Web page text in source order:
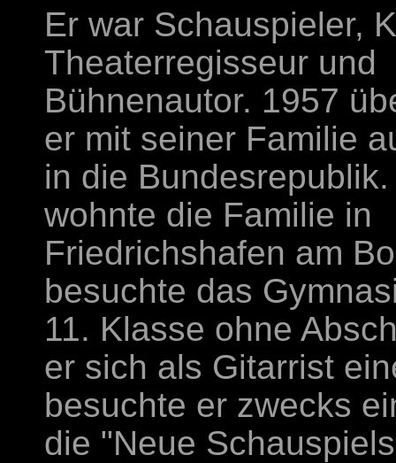
Er war Schauspieler,
Theaterregisseur und
Bühnenautor. 1957
er mit seiner Familie
in die
wohnte die Familie in
Friedrichshafen am
besuchte das
11. Klasse ohne
er sich als Gitarrist
besuchte er zwecks
die "Neue